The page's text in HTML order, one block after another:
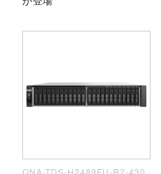
QNA-TDS-H2489FU-R2-430